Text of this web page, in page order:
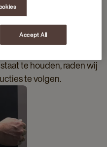
te houden, raden wij
te volgen.
Accept All